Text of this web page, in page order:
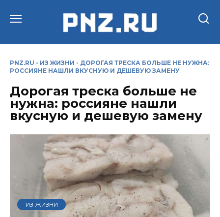
PNZ.RU - ИЗ ЖИЗНИ - ДОРОГАЯ ТРЕСКА БОЛЬШЕ НЕ НУЖНА:
РОССИЯНЕ НАШЛИ ВКУСНУЮ И ДЕШЕВУЮ ЗАМЕНУ
Дорогая треска больше не
нужна: россияне нашли
вкусную и дешевую замену
ИЗ ЖИЗНИ